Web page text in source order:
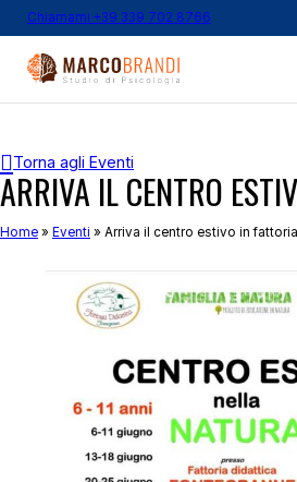
Chiamami +39 339 702 8766
Torna agli Eventi
ARRIVA IL CENTRO
Home » Eventi » Arriva il centro estivo in fattoria